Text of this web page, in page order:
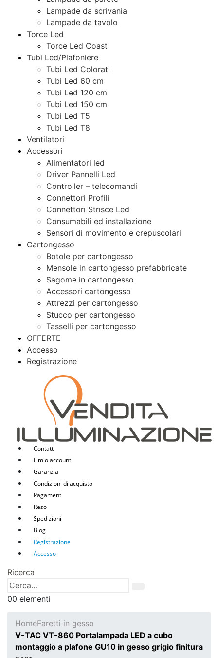
Lampade da scrivania
Lampade da tavolo
Torce Led
Torce Led Coast
Tubi Led/Plafoniere
Tubi Led Colorati
Tubi Led 60 cm
Tubi Led 120 cm
Tubi Led 150 cm
Tubi Led T5
Tubi Led T8
Ventilatori
Accessori
Alimentatori led
Driver Pannelli Led
Controller – telecomandi
Connettori Profili
Connettori Strisce Led
Consumabili ed installazione
Sensori di movimento e crepuscolari
Cartongesso
Botole per cartongesso
Mensole in cartongesso prefabbricate
Sagome in cartongesso
Accessori cartongesso
Attrezzi per cartongesso
Stucco per cartongesso
Tasselli per cartongesso
OFFERTE
Accesso
Registrazione
Contatti
Il mio account
Garanzia
Condizioni di acquisto
Pagamenti
Reso
Spedizioni
Blog
Registrazione
Accesso
Ricerca
00 elementi
HomeFaretti in gesso
V-TAC VT-860 Portalampada LED a cubo
montaggio a plafone GU10 in gesso grigio finitura